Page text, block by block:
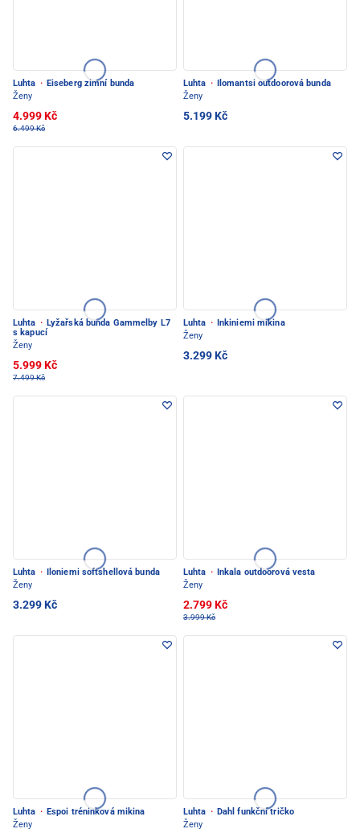
Luhta · Eiseberg zimní bunda
Ženy
4.999 Kč
6.499 Kč
Luhta ·
Ilomantsi outdoorová bunda
Ženy
5.199 Kč
Luhta · Lyžařská bunda Gammelby L7
s kapucí
Ženy
5.999 Kč
7.499 Kč
Luhta ·
Inkiniemi mikina
Ženy
3.299 Kč
Luhta ·
Iloniemi softshellová bunda
Ženy
3.299 Kč
Luhta ·
Inkala outdoorová vesta
Ženy
2.799 Kč
3.999 Kč
Luhta · Espoi tréninková mikina
Ženy
Luhta · Dahl funkční tričko
Ženy